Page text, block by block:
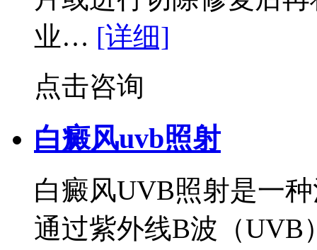
业… [详细]
点击咨询
白癜风uvb照射
白癜风UVB照射是一
通过紫外线B波（UVB